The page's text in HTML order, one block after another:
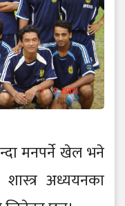
मनपर्ने खेल भने
अध्ययनका